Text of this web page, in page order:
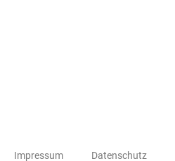
Impressum Datenschutz